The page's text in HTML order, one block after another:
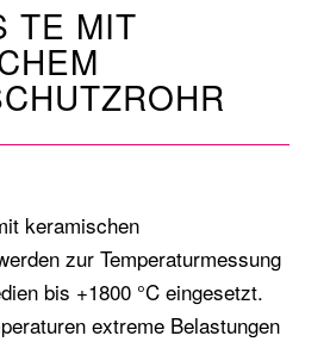
TE MIT
keramischen
zur Temperaturmessung
bis +1800 °C eingesetzt.
extreme Belastungen